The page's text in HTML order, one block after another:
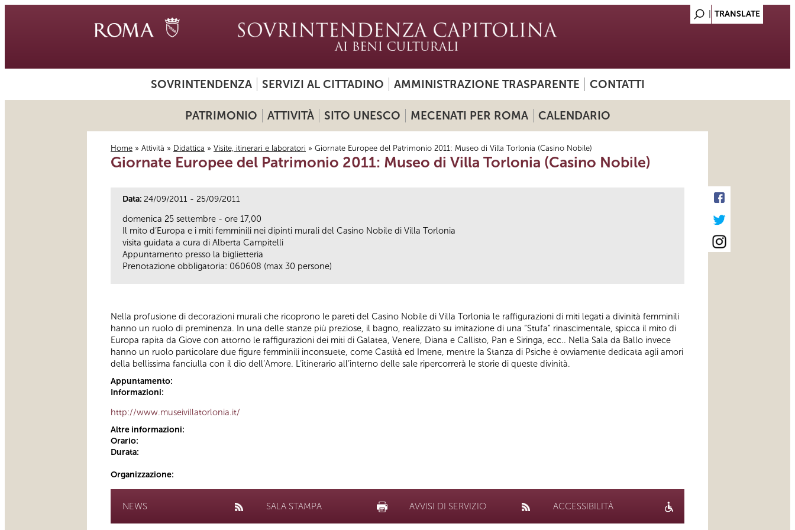
SOVRINTENDENZA SERVIZI AL CITTADINO AMMINISTRAZIONE TRASPARENTE CONTATTI
PATRIMONIO ATTIVITÀ SITO UNESCO MECENATI PER ROMA CALENDARIO
Tu sei qui
Home » Attività » Didattica » Visite, itinerari e laboratori » Giornate Europee del Patrimonio 2011: Museo di Villa Torlonia (Casino Nobile)
Giornate Europee del Patrimonio 2011: Museo di Villa Torlonia (Casino Nobile)
Data: 24/09/2011 - 25/09/2011
domenica 25 settembre - ore 17,00
Il mito d’Europa e i miti femminili nei dipinti murali del Casino Nobile di Villa Torlonia
visita guidata a cura di Alberta Campitelli
Appuntamento presso la biglietteria
Prenotazione obbligatoria: 060608 (max 30 persone)
Nella profusione di decorazioni murali che ricoprono le pareti del Casino Nobile di Villa Torlonia le raffigurazioni di miti legati a divinità femminili
hanno un ruolo di preminenza. In una delle stanze più preziose, il bagno, realizzato su imitazione di una “Stufa” rinascimentale, spicca il mito di
Europa rapita da Giove con attorno le raffigurazioni dei miti di Galatea, Venere, Diana e Callisto, Pan e Siringa, ecc.. Nella Sala da Ballo invece
hanno un ruolo particolare due figure femminili inconsuete, come Castità ed Imene, mentre la Stanza di Psiche è ovviamente dedicata agli amori
della bellissima fanciulla con il dio dell’Amore. L’itinerario all’interno delle sale ripercorrerà le storie di queste divinità.
Appuntamento:
Informazioni:
http://www.museivillatorlonia.it/
Altre informazioni:
Orario:
Durata:
Organizzazione:
NEWS SALA STAMPA AVVISI DI SERVIZIO ACCESSIBILITÀ